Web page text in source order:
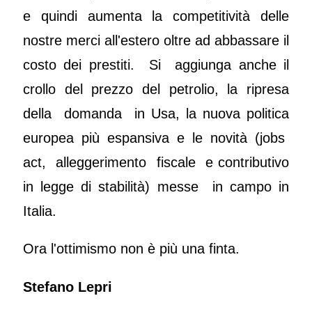
e quindi aumenta la competitività delle
nostre merci all'estero oltre ad abbassare il
costo dei prestiti. Si aggiunga anche il
crollo del prezzo del petrolio, la ripresa
della domanda in Usa, la nuova politica
europea più espansiva e le novità (jobs
act, alleggerimento fiscale e contributivo
in legge di stabilità) messe in campo in
Italia.
Ora l'ottimismo non è più una finta.
Stefano Lepri